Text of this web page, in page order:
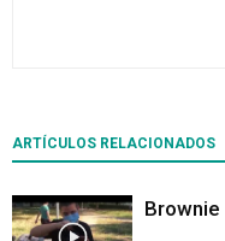
ARTÍCULOS RELACIONADOS